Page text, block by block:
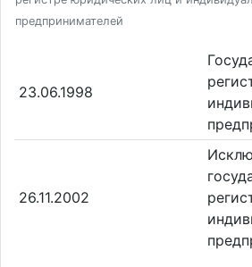
предпринимателей
23.06.1998
26.11.2002